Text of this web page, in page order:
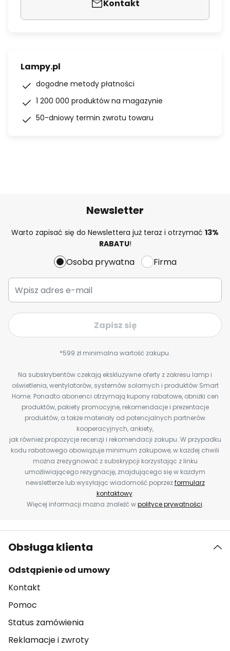
Kontakt
Lampy.pl
dogodne metody płatności
1 200 000 produktów na magazynie
50-dniowy termin zwrotu towaru
Newsletter
Warto zapisać się do Newslettera już teraz i otrzymać 13%
RABATU!
Osoba prywatna Firma
Zapisz się
*599 zł minimalna wartość zakupu.
Na subskrybentów czekają ekskluzywne oferty z zakresu lamp i
oświetlenia, wentylatorów, systemów solarnych i produktów Smart
Home. Ponadto abonenci otrzymają kupony rabatowe, obniżki cen
produktów, pakiety promocyjne, rekomendacje i prezentacje
produktów, a także materiały od potencjalnych partnerów
kooperacyjnych, ankiety,
jak również propozycje recenzji i rekomendacji zakupu. W przypadku
kodu rabatowego obowiązuje minimum zakupowe, w każdej chwili
można zrezygnować z subskrypcji korzystając z linku
umożliwiającego rezygnację, znajdującego się w każdym
newsletterze lub wysyłając wiadomość poprzezformularz
kontaktowy.
Więcej informacji można znaleźć wpolityce prywatności.
Obsługa klienta
Odstąpienie od umowy
Kontakt
Pomoc
Status zamówienia
Reklamacje i zwroty